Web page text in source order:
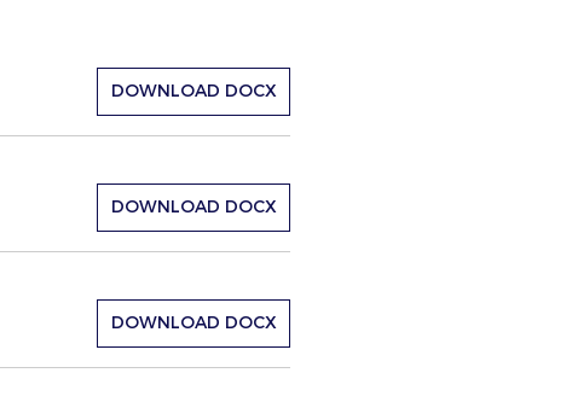
DOWNLOAD DOCX
DOWNLOAD DOCX
DOWNLOAD DOCX